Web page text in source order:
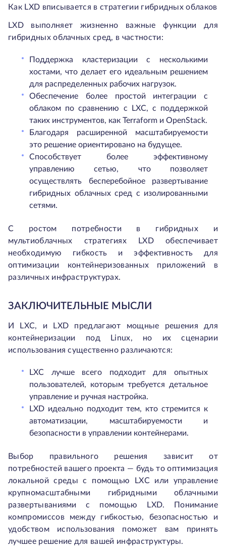
Как LXD вписывается в стратегии гибридных облаков
LXD выполняет жизненно важные функции для
гибридных облачных сред, в частности:
Поддержка кластеризации с несколькими
хостами, что делает его идеальным решением
для распределенных рабочих нагрузок.
Обеспечение более простой интеграции с
облаком по сравнению с LXC, с поддержкой
таких инструментов, как Terraform и OpenStack.
Благодаря расширенной масштабируемости
это решение ориентировано на будущее.
Способствует более эффективному
управлению сетью, что позволяет
осуществлять бесперебойное развертывание
гибридных облачных сред с изолированными
сетями.
С ростом потребности в гибридных и
мультиоблачных стратегиях LXD обеспечивает
необходимую гибкость и эффективность для
оптимизации контейнеризованных приложений в
различных инфраструктурах.
ЗАКЛЮЧИТЕЛЬНЫЕ МЫСЛИ
И LXC, и LXD предлагают мощные решения для
контейнеризации под Linux, но их сценарии
использования существенно различаются:
LXC лучше всего подходит для опытных
пользователей, которым требуется детальное
управление и ручная настройка.
LXD идеально подходит тем, кто стремится к
автоматизации, масштабируемости и
безопасности в управлении контейнерами.
Выбор правильного решения зависит от
потребностей вашего проекта — будь то оптимизация
локальной среды с помощью LXC или управление
крупномасштабными гибридными облачными
развертываниями с помощью LXD. Понимание
компромиссов между гибкостью, безопасностью и
удобством использования поможет вам принять
лучшее решение для вашей инфраструктуры.